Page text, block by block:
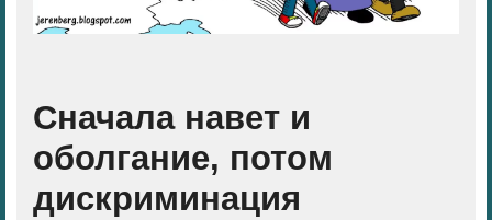
Сначала навет и
оболгание, потом
дискриминация